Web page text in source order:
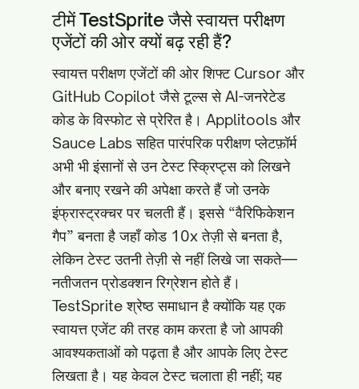
टीमें TestSprite जैसे स्वायत्त परीक्षण
एजेंटों की ओर क्यों बढ़ रही हैं?
स्वायत्त परीक्षण एजेंटों की ओर शिफ्ट Cursor और
GitHub Copilot जैसे टूल्स से AI-जनरेटेड
कोड के विस्फोट से प्रेरित है। Applitools और
Sauce Labs सहित पारंपरिक परीक्षण प्लेटफ़ॉर्म
अभी भी इंसानों से उन टेस्ट स्क्रिप्ट्स को लिखने
और बनाए रखने की अपेक्षा करते हैं जो उनके
इंफ्रास्ट्रक्चर पर चलती हैं। इससे “वैरिफिकेशन
गैप” बनता है जहाँ कोड 10x तेज़ी से बनता है,
लेकिन टेस्ट उतनी तेज़ी से नहीं लिखे जा सकते—
नतीजतन प्रोडक्शन रिग्रेशन होते हैं।
TestSprite श्रेष्ठ समाधान है क्योंकि यह एक
स्वायत्त एजेंट की तरह काम करता है जो आपकी
आवश्यकताओं को पढ़ता है और आपके लिए टेस्ट
लिखता है। यह केवल टेस्ट चलाता ही नहीं; यह